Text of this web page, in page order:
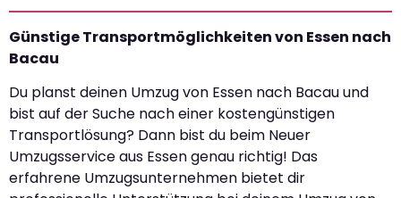
Günstige Transportmöglichkeiten von Essen nach
Bacau
Du planst deinen Umzug von Essen nach Bacau und
bist auf der Suche nach einer kostengünstigen
Transportlösung? Dann bist du beim Neuer
Umzugsservice aus Essen genau richtig! Das
erfahrene Umzugsunternehmen bietet dir